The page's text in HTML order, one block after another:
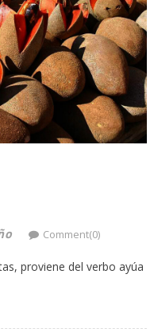
Comment(0)
proviene del verbo ayúa